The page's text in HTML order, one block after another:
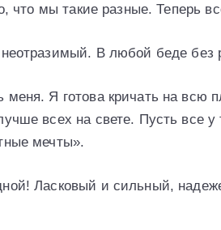
что мы такие разные. Теперь
В любой беде без
меня. Я готова кричать на всю
всех на свете. Пусть все у
мечты».
Ласковый и сильный,